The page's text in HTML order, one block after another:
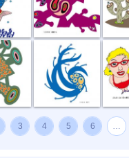
風祭り ハイ
3 4 5 6 …